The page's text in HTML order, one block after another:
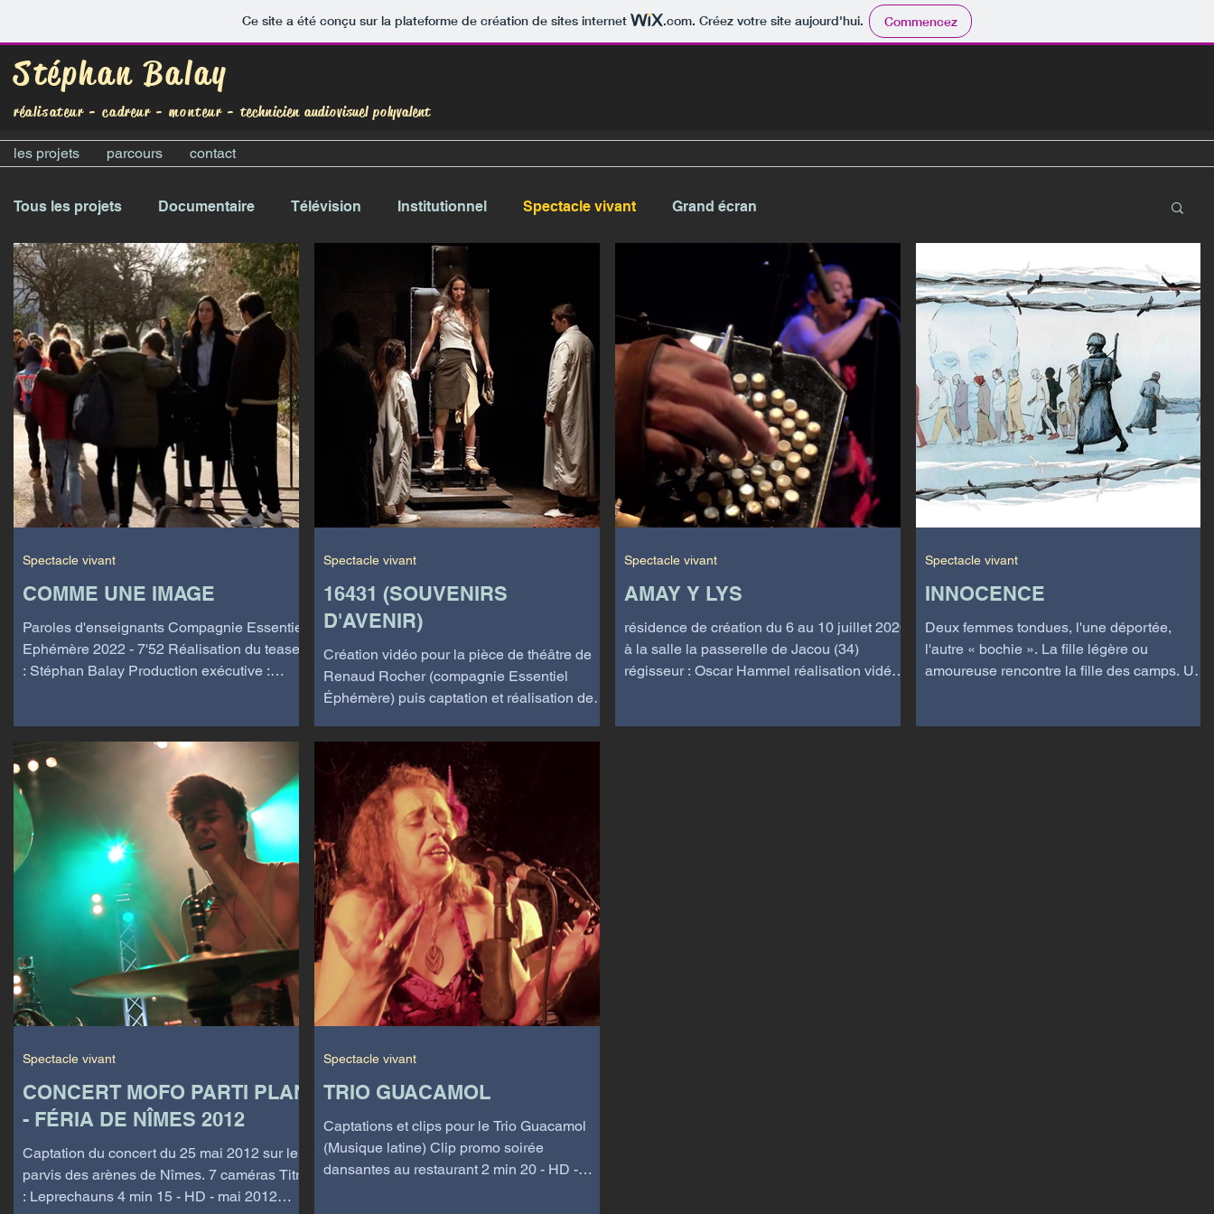
Ce site a été conçu sur la plateforme de création de sites internet .com. Créez votre site aujourd'hui. Commencez
Stéphan Balay
réalisateur - cadreur - monteur -technicien audiovisuel polyvalent
les projets parcours contact
Tous les projets Documentaire Télévision Institutionnel Spectacle vivant Grand écran
COMME UNE IMAGE
Paroles d'enseignants Compagnie Essentiel
Ephémère 2022 - 7'52 Réalisation du teaser
: Stéphan Balay Production exécutive :
Spectacle vivant
16431 (SOUVENIRS
D'AVENIR)
Création vidéo pour la pièce de théâtre de
Renaud Rocher (compagnie Essentiel
Éphémère) puis captation et réalisation de
Spectacle vivant
AMAY Y LYS
résidence de création du 6 au 10 juillet 2020
à la salle la passerelle de Jacou (34)
régisseur : Oscar Hammel réalisation vidéo :
Spectacle vivant
INNOCENCE
Deux femmes tondues, l'une déportée,
l'autre « bochie ». La fille légère ou
amoureuse rencontre la fille des camps. Un
Spectacle vivant
CONCERT MOFO PARTI PLAN
- FÉRIA DE NÎMES 2012
Captation du concert du 25 mai 2012 sur le
parvis des arènes de Nîmes. 7 caméras Titre
: Leprechauns 4 min 15 - HD - mai 2012
Spectacle vivant
TRIO GUACAMOL
Captations et clips pour le Trio Guacamol
(Musique latine) Clip promo soirée
dansantes au restaurant 2 min 20 - HD -
Spectacle vivant